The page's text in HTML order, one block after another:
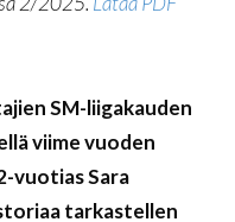
SM-liigakauden
viime vuoden
vuotias Sara
tarkastellen